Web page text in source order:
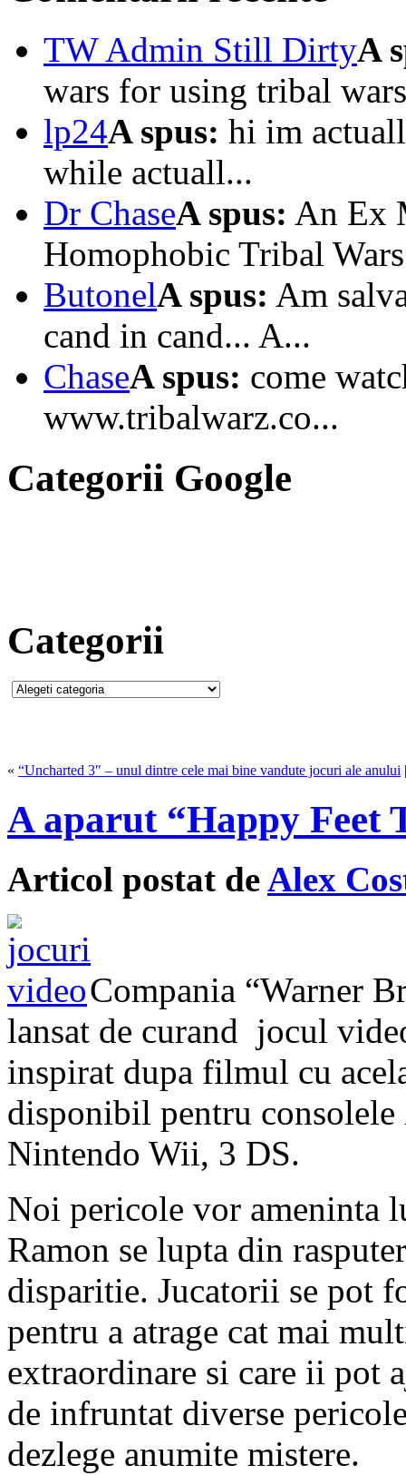
TW Admin Still DirtyA
wars for using tribal
lp24A spus: hi im
while actuall...
Dr ChaseA spus: An Ex
Homophobic Tribal
ButonelA spus: Am
cand in cand... A...
ChaseA spus: come
www.tribalwarz.co...
Categorii Google
Categorii
« “Uncharted 3″ – unul dintre cele mai bine vandute jocuri ale anului
A aparut “Happy Feet
Articol postat deAlex
Compania “Warner
lansat de curand jocul
inspirat dupa filmul cu
disponibil pentru
Nintendo Wii, 3 DS.
Noi pericole vor ameninta
Ramon se lupta din
disparitie. Jucatorii se pot
pentru a atrage cat mai
extraordinare si care ii pot
de infruntat diverse
dezlege anumite mistere.